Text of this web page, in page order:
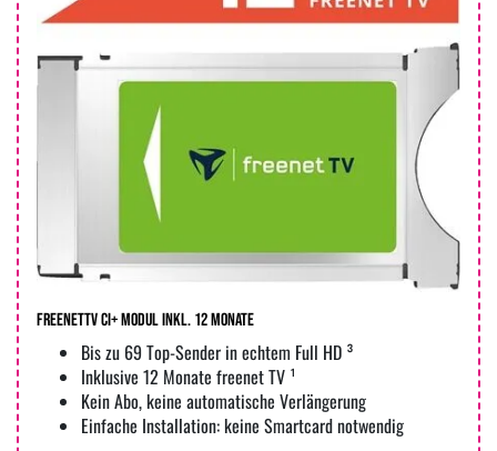
FREENETTV CI+ Modul INKL. 12 MONATE
Bis zu 69 Top-Sender in echtem Full HD ³
Inklusive 12 Monate freenet TV ¹
Kein Abo, keine automatische Verlängerung
Einfache Installation: keine Smartcard notwendig